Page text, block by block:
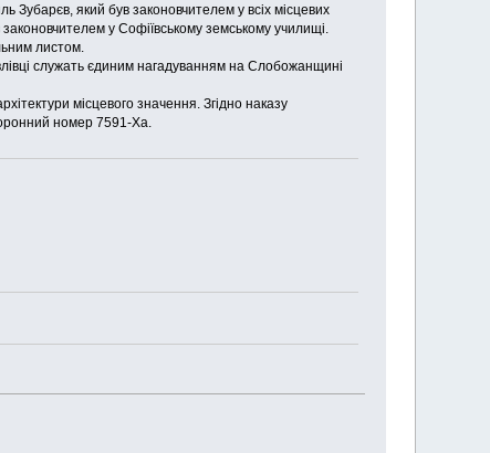
Зубарєв, який був законовчителем у всіх місцевих
у Софіївському земському училищі.
листом.
служать єдиним нагадуванням на Слобожанщині
місцевого значення. Згідно наказу
номер 7591-Ха.